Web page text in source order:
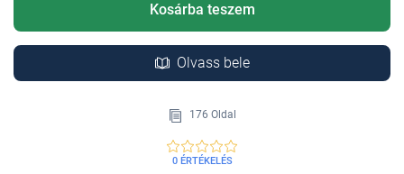
Kosárba teszem
Olvass bele
176 Oldal
0 ÉRTÉKELÉS